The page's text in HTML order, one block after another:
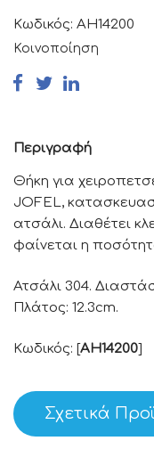
Κωδικός: AH14200
Κοινοποίηση
Περιγραφή
Θήκη για
JOFEL,
ατσάλι. Διαθέτει
φαίνεται η
Ατσάλι 304.
Πλάτος: 12.3cm.
Κωδικός: [AH14200]
Σχετικά